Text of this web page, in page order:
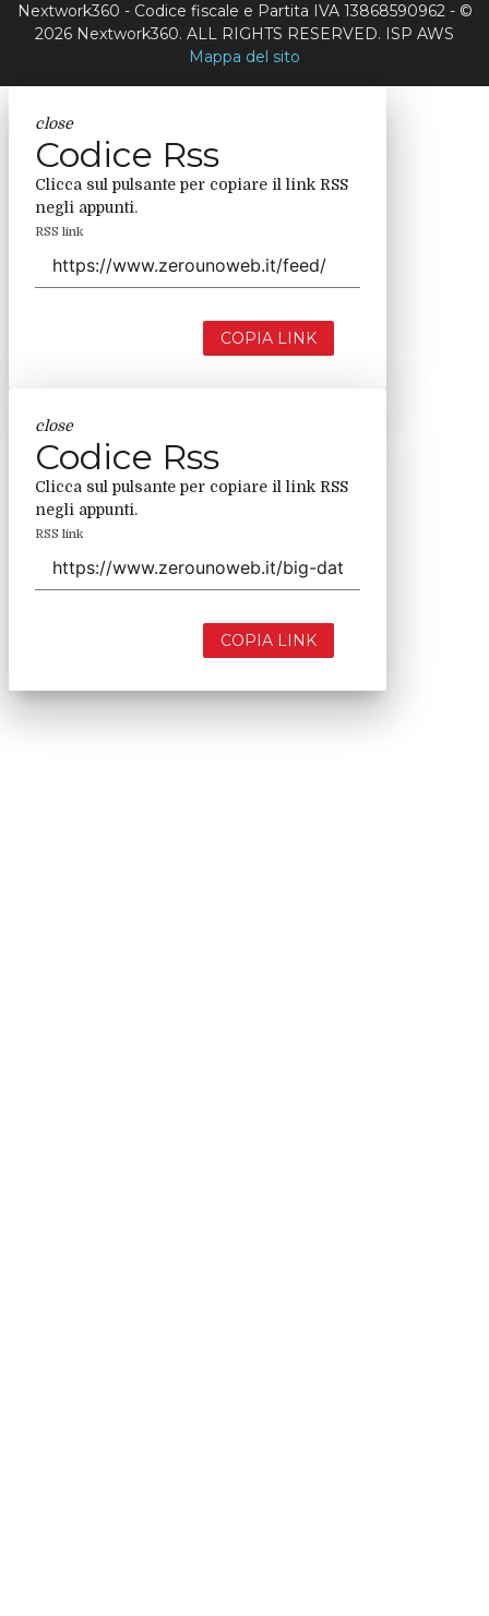
Nextwork360 - Codice fiscale e Partita IVA 13868590962 - ©
2026 Nextwork360. ALL RIGHTS RESERVED. ISP AWS
Mappa del sito
close
Codice Rss
Clicca sul pulsante per copiare il link RSS
negli appunti.
RSS link
COPIA LINK
close
Codice Rss
Clicca sul pulsante per copiare il link RSS
negli appunti.
RSS link
COPIA LINK